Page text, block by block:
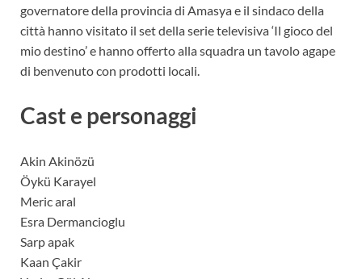
governatore della provincia di Amasya e il sindaco della
città hanno visitato il set della serie televisiva ‘Il gioco del
mio destino’ e hanno offerto alla squadra un tavolo agape
di benvenuto con prodotti locali.
Cast e personaggi
Akin Akinözü
Öykü Karayel
Meric aral
Esra Dermancioglu
Sarp apak
Kaan Çakir